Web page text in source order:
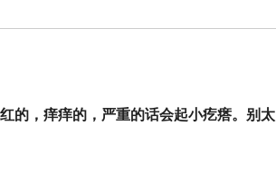
的，痒痒的，严重的话会起小疙瘩。别太